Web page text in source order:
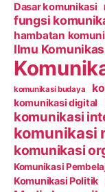
Dasar komunikasi
fungsi
hambatan
Ilmu
komunikasi budaya
komunikasi digital
komunikasi
komunikasi
komunikasi
Komunikasi
Komunikasi Politik